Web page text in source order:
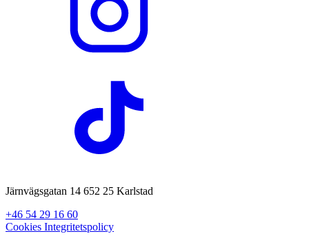
Järnvägsgatan 14 652 25 Karlstad
+46 54 29 16 60
Cookies Integritetspolicy